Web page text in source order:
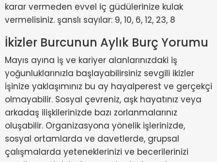
karar vermeden evvel iç güdülerinize kulak
vermelisiniz. şanslı sayılar: 9, 10, 6, 12, 23, 8
İkizler Burcunun Aylık Burç Yorumu
Mayıs ayına iş ve kariyer alanlarınızdaki iş
yoğunluklarınızla başlayabilirsiniz sevgili ikizler
İşinize yaklaşımınız bu ay hayalperest ve gerçekçi
olmayabilir. Sosyal çevreniz, aşk hayatınız veya
arkadaş ilişkilerinizde bazı zorlanmalarınız
oluşabilir. Organizasyona yönelik işlerinizde,
sosyal ortamlarda ve davetlerde, grupsal
çalışmalarda yeteneklerinizi ve becerilerinizi